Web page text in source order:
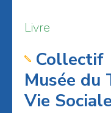
Livre
Collectif
Musée du
Vie